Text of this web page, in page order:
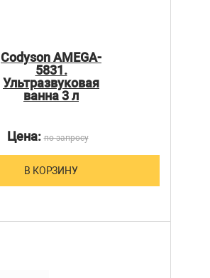
Codyson AMEGA-
5831.
Ультразвуковая
ванна 3 л
Цена:по запросу
В КОРЗИНУ